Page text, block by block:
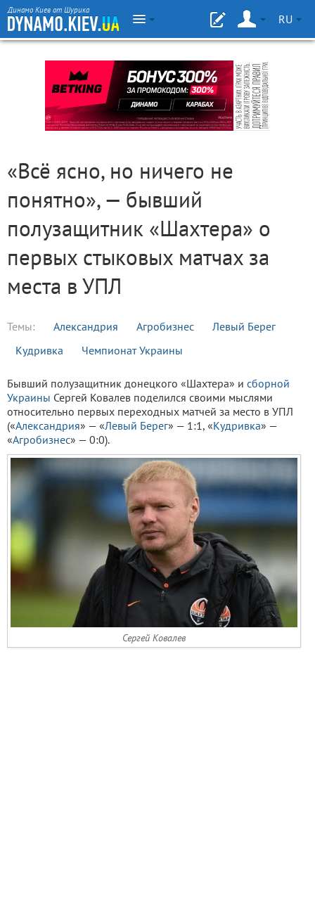
Динамо Киев от Шурика
RU
«Всё ясно, но ничего не
понятно», — бывший
полузащитник «Шахтера» о
первых стыковых матчах за
места в УПЛ
Темы: Александрия Агробизнес
Левый Берег
Кудривка
Чемпионат Украины
Бывший полузащитник донецкого «Шахтера» и сборной
Украины Сергей Ковалев поделился своими мыслями
относительно первых переходных матчей за место в УПЛ
(«Александрия» — «Левый Берег» — 1:1, «Кудривка» —
«Агробизнес» — 0:0).
Сергей Ковалев